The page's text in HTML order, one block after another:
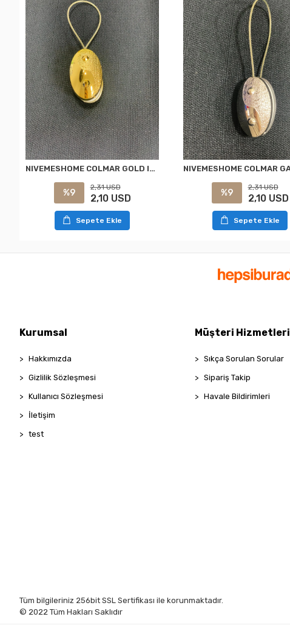
NIVEMESHOME COLMAR GOLD IMANLI PERDE TOKASI
%9
2,31 USD
2,10 USD
Sepete Ekle
%9
2,31 USD
2,10 USD
Sepete Ekle
Kurumsal
Hakkımızda
Gizlilik Sözleşmesi
Kullanıcı Sözleşmesi
İletişim
test
Müşteri Hizmetleri
Sıkça Sorulan Sorular
Sipariş Takip
Havale Bildirimleri
Tüm bilgileriniz 256bit SSL Sertifikası ile korunmaktadır.
© 2022 Tüm Hakları Saklıdır